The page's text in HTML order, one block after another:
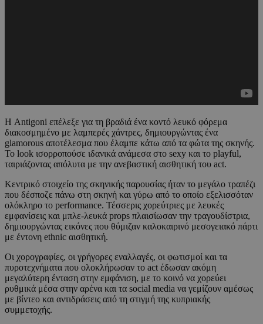
Η Antigoni επέλεξε για τη βραδιά ένα κοντό λευκό φόρεμα
διακοσμημένο με λαμπερές χάντρες, δημιουργώντας ένα
glamorous αποτέλεσμα που έλαμπε κάτω από τα φώτα της σκηνής.
Το look ισορροπούσε ιδανικά ανάμεσα στο sexy και το playful,
ταιριάζοντας απόλυτα με την ανεβαστική αισθητική του act.
Κεντρικό στοιχείο της σκηνικής παρουσίας ήταν το μεγάλο τραπέζι
που δέσποζε πάνω στη σκηνή και γύρω από το οποίο εξελισσόταν
ολόκληρο το performance. Τέσσερις χορεύτριες με λευκές
εμφανίσεις και μπλε-λευκά props πλαισίωσαν την τραγουδίστρια,
δημιουργώντας εικόνες που θύμιζαν καλοκαιρινό μεσογειακό πάρτι
με έντονη ethnic αισθητική.
Οι χορογραφίες, οι γρήγορες εναλλαγές, οι φωτισμοί και τα
πυροτεχνήματα που ολοκλήρωσαν το act έδωσαν ακόμη
μεγαλύτερη ένταση στην εμφάνιση, με το κοινό να χορεύει
ρυθμικά μέσα στην αρένα και τα social media να γεμίζουν αμέσως
με βίντεο και αντιδράσεις από τη στιγμή της κυπριακής
συμμετοχής.